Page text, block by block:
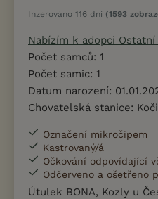
Inzerováno 116 dní (1593
Nabízím k adopci
Počet samců: 1
Počet samic: 1
Datum narození:
Chovatelská stanice:
Označení mikročipem
Kastrovaný/á
Očkování odpovídající
Odčerveno a ošetřeno
Útulek BONA, Kozly u